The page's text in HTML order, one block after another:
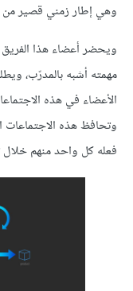
وهي إطار زمني قصير من
ويحضر أعضاء هذا
الأعضاء في هذه
وتحافظ هذه الاجتماعات
فعله كل واحد منهم خلال